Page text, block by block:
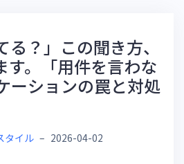
る？」この聞き方、
す。「用件を言わな
ーションの罠と対処
タイル – 2026-04-02